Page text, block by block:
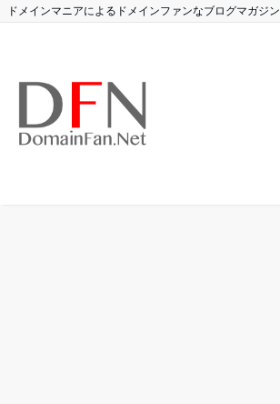
ドメインマニアによるドメインファンなブログマガジン